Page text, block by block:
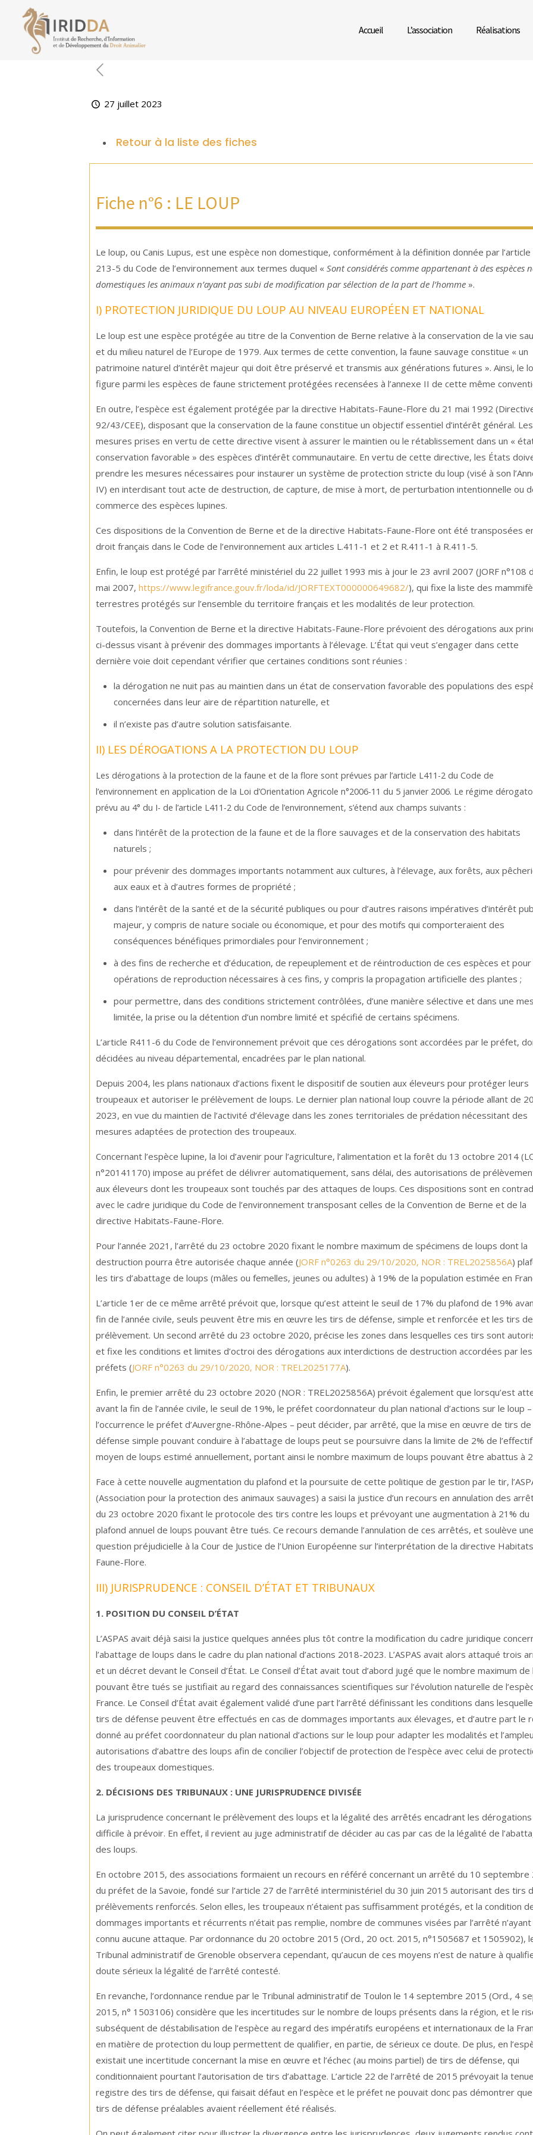
Accueil L’association Réalisations
27 juillet 2023
Retour à la liste des fiches
Fiche n°6 : LE LOUP
Le loup, ou Canis Lupus, est une espèce non domestique, conformément à la définition donnée par l’article
213-5 du Code de l’environnement aux termes duquel «Sont considérés comme appartenant à des espèces
domestiques les animaux n’ayant pas subi de modification par sélection de la part de l’homme ».
I) PROTECTION JURIDIQUE DU LOUP AU NIVEAU EUROPÉEN ET NATIONAL
Le loup est une espèce protégée au titre de la Convention de Berne relative à la conservation de la vie
et du milieu naturel de l’Europe de 1979. Aux termes de cette convention, la faune sauvage constitue « un
patrimoine naturel d’intérêt majeur qui doit être préservé et transmis aux générations futures ». Ainsi, le
figure parmi les espèces de faune strictement protégées recensées à l’annexe II de cette même
En outre, l’espèce est également protégée par la directive Habitats-Faune-Flore du 21 mai 1992
92/43/CEE), disposant que la conservation de la faune constitue un objectif essentiel d’intérêt général. Les
mesures prises en vertu de cette directive visent à assurer le maintien ou le rétablissement dans un «
conservation favorable » des espèces d’intérêt communautaire. En vertu de cette directive, les États
prendre les mesures nécessaires pour instaurer un système de protection stricte du loup (visé à son
IV) en interdisant tout acte de destruction, de capture, de mise à mort, de perturbation intentionnelle ou
commerce des espèces lupines.
Ces dispositions de la Convention de Berne et de la directive Habitats-Faune-Flore ont été transposées
droit français dans le Code de l’environnement aux articles L.411-1 et 2 et R.411-1 à R.411-5.
Enfin, le loup est protégé par l’arrêté ministériel du 22 juillet 1993 mis à jour le 23 avril 2007 (JORF n°108
mai 2007,https://www.legifrance.gouv.fr/loda/id/JORFTEXT000000649682/), qui fixe la liste des
terrestres protégés sur l’ensemble du territoire français et les modalités de leur protection.
Toutefois, la Convention de Berne et la directive Habitats-Faune-Flore prévoient des dérogations aux
ci-dessus visant à prévenir des dommages importants à l’élevage. L’État qui veut s’engager dans cette
dernière voie doit cependant vérifier que certaines conditions sont réunies :
la dérogation ne nuit pas au maintien dans un état de conservation favorable des populations des
concernées dans leur aire de répartition naturelle, et
il n’existe pas d’autre solution satisfaisante.
II) LES DÉROGATIONS A LA PROTECTION DU LOUP
Les dérogations à la protection de la faune et de la flore sont prévues par l’article L411-2 du Code de
l’environnement en application de la Loi d’Orientation Agricole n°2006-11 du 5 janvier 2006. Le régime
prévu au 4° du I- de l’article L411-2 du Code de l’environnement, s’étend aux champs suivants :
dans l’intérêt de la protection de la faune et de la flore sauvages et de la conservation des habitats
naturels ;
pour prévenir des dommages importants notamment aux cultures, à l’élevage, aux forêts, aux
aux eaux et à d’autres formes de propriété ;
dans l’intérêt de la santé et de la sécurité publiques ou pour d’autres raisons impératives d’intérêt
majeur, y compris de nature sociale ou économique, et pour des motifs qui comporteraient des
conséquences bénéfiques primordiales pour l’environnement ;
à des fins de recherche et d’éducation, de repeuplement et de réintroduction de ces espèces et
opérations de reproduction nécessaires à ces fins, y compris la propagation artificielle des plantes ;
pour permettre, dans des conditions strictement contrôlées, d’une manière sélective et dans une
limitée, la prise ou la détention d’un nombre limité et spécifié de certains spécimens.
L’article R411-6 du Code de l’environnement prévoit que ces dérogations sont accordées par le préfet,
décidées au niveau départemental, encadrées par le plan national.
Depuis 2004, les plans nationaux d’actions fixent le dispositif de soutien aux éleveurs pour protéger leurs
troupeaux et autoriser le prélèvement de loups. Le dernier plan national loup couvre la période allant de
2023, en vue du maintien de l’activité d’élevage dans les zones territoriales de prédation nécessitant des
mesures adaptées de protection des troupeaux.
Concernant l’espèce lupine, la loi d’avenir pour l’agriculture, l’alimentation et la forêt du 13 octobre 2014
n°20141170) impose au préfet de délivrer automatiquement, sans délai, des autorisations de
aux éleveurs dont les troupeaux sont touchés par des attaques de loups. Ces dispositions sont en
avec le cadre juridique du Code de l’environnement transposant celles de la Convention de Berne et de la
directive Habitats-Faune-Flore.
Pour l’année 2021, l’arrêté du 23 octobre 2020 fixant le nombre maximum de spécimens de loups dont la
destruction pourra être autorisée chaque année (JORF n°0263 du 29/10/2020, NOR : TREL2025856A)
les tirs d’abattage de loups (mâles ou femelles, jeunes ou adultes) à 19% de la population estimée en
L’article 1er de ce même arrêté prévoit que, lorsque qu’est atteint le seuil de 17% du plafond de 19%
fin de l’année civile, seuls peuvent être mis en œuvre les tirs de défense, simple et renforcée et les tirs de
prélèvement. Un second arrêté du 23 octobre 2020, précise les zones dans lesquelles ces tirs sont
et fixe les conditions et limites d’octroi des dérogations aux interdictions de destruction accordées par les
préfets (JORF n°0263 du 29/10/2020, NOR : TREL2025177A).
Enfin, le premier arrêté du 23 octobre 2020 (NOR : TREL2025856A) prévoit également que lorsqu’est
avant la fin de l’année civile, le seuil de 19%, le préfet coordonnateur du plan national d’actions sur le loup
l’occurrence le préfet d’Auvergne-Rhône-Alpes – peut décider, par arrêté, que la mise en œuvre de tirs de
défense simple pouvant conduire à l’abattage de loups peut se poursuivre dans la limite de 2% de l’effectif
moyen de loups estimé annuellement, portant ainsi le nombre maximum de loups pouvant être abattus à
Face à cette nouvelle augmentation du plafond et la poursuite de cette politique de gestion par le tir,
(Association pour la protection des animaux sauvages) a saisi la justice d’un recours en annulation des
du 23 octobre 2020 fixant le protocole des tirs contre les loups et prévoyant une augmentation à 21% du
plafond annuel de loups pouvant être tués. Ce recours demande l’annulation de ces arrêtés, et soulève une
question préjudicielle à la Cour de Justice de l’Union Européenne sur l’interprétation de la directive
Faune-Flore.
III) JURISPRUDENCE : CONSEIL D’ÉTAT ET TRIBUNAUX
1. POSITION DU CONSEIL D’ÉTAT
L’ASPAS avait déjà saisi la justice quelques années plus tôt contre la modification du cadre juridique
l’abattage de loups dans le cadre du plan national d’actions 2018-2023. L’ASPAS avait alors attaqué trois
et un décret devant le Conseil d’État. Le Conseil d’État avait tout d’abord jugé que le nombre maximum de
pouvant être tués se justifiait au regard des connaissances scientifiques sur l’évolution naturelle de
France. Le Conseil d’État avait également validé d’une part l’arrêté définissant les conditions dans
tirs de défense peuvent être effectués en cas de dommages importants aux élevages, et d’autre part le
donné au préfet coordonnateur du plan national d’actions sur le loup pour adapter les modalités et
autorisations d’abattre des loups afin de concilier l’objectif de protection de l’espèce avec celui de
des troupeaux domestiques.
2. DÉCISIONS DES TRIBUNAUX : UNE JURISPRUDENCE DIVISÉE
La jurisprudence concernant le prélèvement des loups et la légalité des arrêtés encadrant les
difficile à prévoir. En effet, il revient au juge administratif de décider au cas par cas de la légalité de
des loups.
En octobre 2015, des associations formaient un recours en référé concernant un arrêté du 10 septembre
du préfet de la Savoie, fondé sur l’article 27 de l’arrêté interministériel du 30 juin 2015 autorisant des tirs
prélèvements renforcés. Selon elles, les troupeaux n’étaient pas suffisamment protégés, et la condition
dommages importants et récurrents n’était pas remplie, nombre de communes visées par l’arrêté n’ayant
connu aucune attaque. Par ordonnance du 20 octobre 2015 (Ord., 20 oct. 2015, n°1505687 et 1505902),
Tribunal administratif de Grenoble observera cependant, qu’aucun de ces moyens n’est de nature à
doute sérieux la légalité de l’arrêté contesté.
En revanche, l’ordonnance rendue par le Tribunal administratif de Toulon le 14 septembre 2015 (Ord., 4
2015, n° 1503106) considère que les incertitudes sur le nombre de loups présents dans la région, et le
subséquent de déstabilisation de l’espèce au regard des impératifs européens et internationaux de la
en matière de protection du loup permettent de qualifier, en partie, de sérieux ce doute. De plus, en
existait une incertitude concernant la mise en œuvre et l’échec (au moins partiel) de tirs de défense, qui
conditionnaient pourtant l’autorisation de tirs d’abattage. L’article 22 de l’arrêté de 2015 prévoyait la tenue
registre des tirs de défense, qui faisait défaut en l’espèce et le préfet ne pouvait donc pas démontrer
tirs de défense préalables avaient réellement été réalisés.